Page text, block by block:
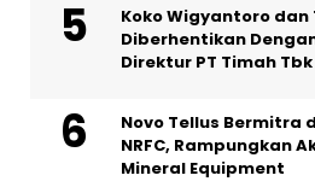
Koko Wigyantoro
Diberhentikan
Direktur PT Timah Tbk
Novo Tellus Bermitra
NRFC, Rampungkan
Mineral Equipment